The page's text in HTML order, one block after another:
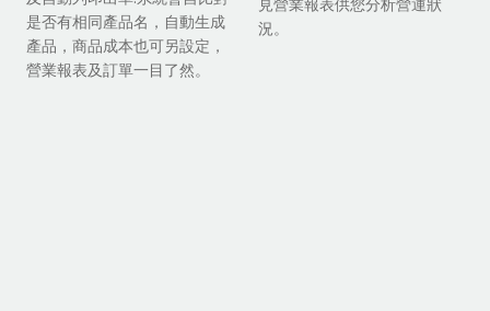
是否有相同產品名，自動生成
產品，商品成本也可另設定，
營業報表及訂單一目了然。
見營業報表供您分析營運狀
況。